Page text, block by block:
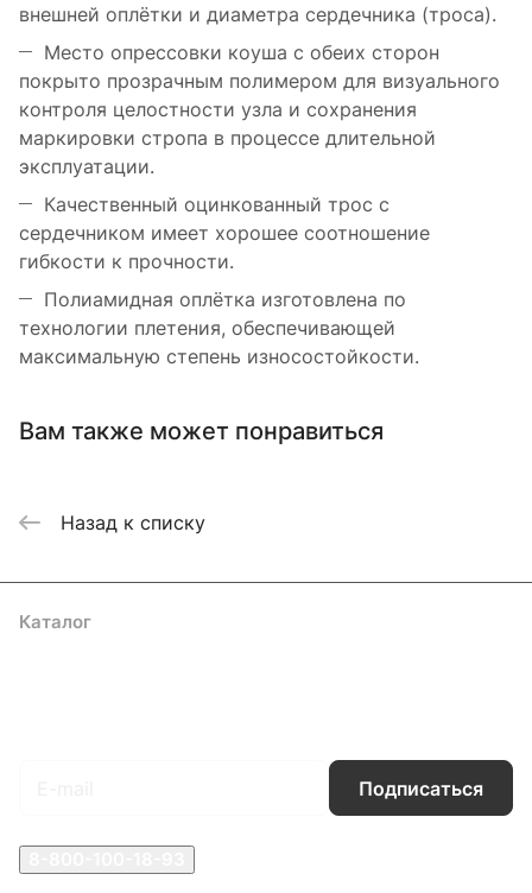
внешней оплётки и диаметра сердечника (троса).
Место опрессовки коуша с обеих сторон
покрыто прозрачным полимером для визуального
контроля целостности узла и сохранения
маркировки стропа в процессе длительной
эксплуатации.
Качественный оцинкованный трос с
сердечником имеет хорошее соотношение
гибкости к прочности.
Полиамидная оплётка изготовлена по
технологии плетения, обеспечивающей
максимальную степень износостойкости.
Вам также может понравиться
Назад к списку
Каталог
Подписаться